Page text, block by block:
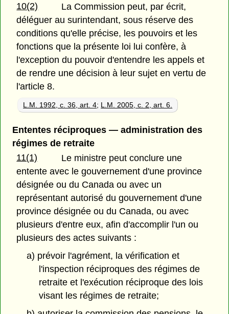
10(2)
La Commission peut, par écrit,
déléguer au surintendant, sous réserve des
conditions qu'elle précise, les pouvoirs et les
fonctions que la présente loi lui confère, à
l'exception du pouvoir d'entendre les appels et
de rendre une décision à leur sujet en vertu de
l'article 8.
L.M. 1992, c. 36, art. 4; L.M. 2005, c. 2, art. 6.
Ententes réciproques — administration des
régimes de retraite
11(1)
Le ministre peut conclure une
entente avec le gouvernement d'une province
désignée ou du Canada ou avec un
représentant autorisé du gouvernement d'une
province désignée ou du Canada, ou avec
plusieurs d'entre eux, afin d'accomplir l'un ou
plusieurs des actes suivants :
a) prévoir l'agrément, la vérification et
l'inspection réciproques des régimes de
retraite et l'exécution réciproque des lois
visant les régimes de retraite;